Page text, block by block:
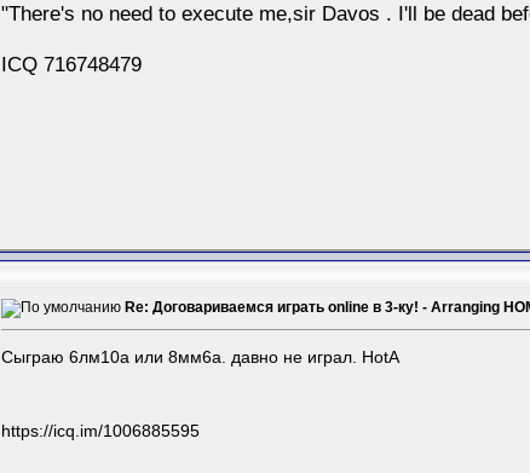
"There's no need to execute me,sir Davos . I'll be dead
ICQ 716748479
Re: Договариваемся играть online в 3-ку! - Arranging
Сыграю 6лм10а или 8мм6а. давно не играл. HotA
https://icq.im/1006885595